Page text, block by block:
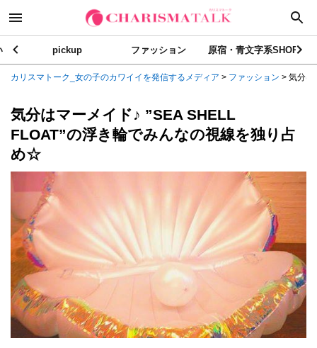
pickup ファッション 原宿・青文字系SHOP
カリスマトーク_女の子のカワイイを発信するメディア > ファッション > 気分は
気分はマーメイド♪ ”SEA SHELL
FLOAT”の浮き輪でみんなの視線を独り占
め☆